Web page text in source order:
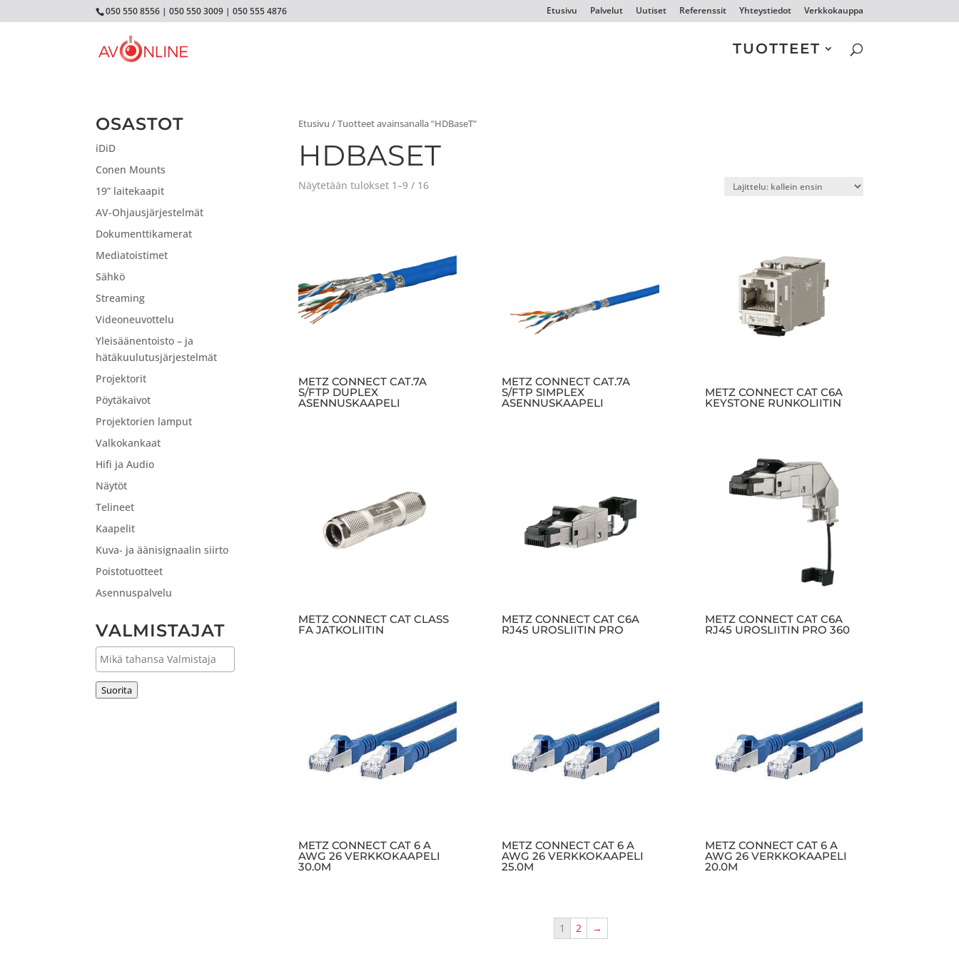
050 550 8556 |050 550 3009 |050 555 4876 Etusivu Palvelut Uutiset Referenssit Yhteystiedot Verkkokauppa
TUOTTEET
Etusivu / Tuotteet avainsanalla “HDBaseT”
HDBASET
Näytetään tulokset 1–9 / 16
METZ CONNECT CAT.7A
S/FTP DUPLEX
ASENNUSKAAPELI
METZ CONNECT CAT.7A
S/FTP SIMPLEX
ASENNUSKAAPELI
METZ CONNECT CAT C6A
KEYSTONE RUNKOLIITIN
METZ CONNECT CAT CLASS
FA JATKOLIITIN
METZ CONNECT CAT C6A
RJ45 UROSLIITIN PRO
METZ CONNECT CAT C6A
RJ45 UROSLIITIN PRO 360
METZ CONNECT CAT 6 A
AWG 26 VERKKOKAAPELI
30.0M
METZ CONNECT CAT 6 A
AWG 26 VERKKOKAAPELI
25.0M
METZ CONNECT CAT 6 A
AWG 26 VERKKOKAAPELI
20.0M
1 2 →
OSASTOT
iDiD
Conen Mounts
19” laitekaapit
AV-Ohjausjärjestelmät
Dokumenttikamerat
Mediatoistimet
Sähkö
Streaming
Videoneuvottelu
Yleisäänentoisto – ja
hätäkuulutusjärjestelmät
Projektorit
Pöytäkaivot
Projektorien lamput
Valkokankaat
Hifi ja Audio
Näytöt
Telineet
Kaapelit
Kuva- ja äänisignaalin siirto
Poistotuotteet
Asennuspalvelu
VALMISTAJAT
Suorita